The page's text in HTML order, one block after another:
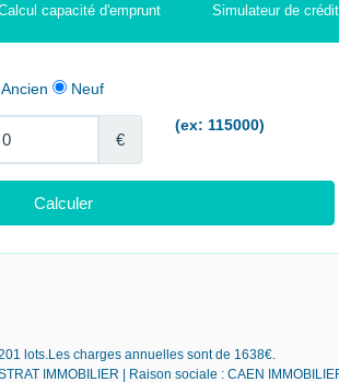
capacité d'emprunt Simulateur de crédit
lots.Les charges annuelles sont de 1638€.
IMMOBILIER | Raison sociale : CAEN